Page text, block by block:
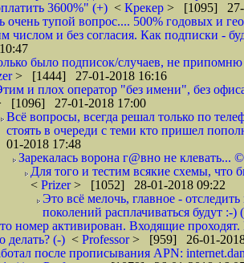
3600%" (+) < Крекер > [1095] 27-
очень тупой вопрос.... 500% годовых и
числом и без согласия. Как подписки -
было подписок/случаев, не
> [1444] 27-01-2018 16:16
и плох оператор "без имени", без
[1096] 27-01-2018 17:00
Всё вопросы, всегда решал только по
стоять в очереди с теми кто пришел
01-2018 17:48
Зарекалась ворона г@вно не клевать...
Для того и тестим всякие схемы, что
< Prizer> [1052] 28-01-2018 09:22
Это всё мелочь, главное -
поколений расплачиваться будут :-)
активирован. Входящие проходят.
делать? (-) < Professor> [959] 26-01-
после прописывания APN: